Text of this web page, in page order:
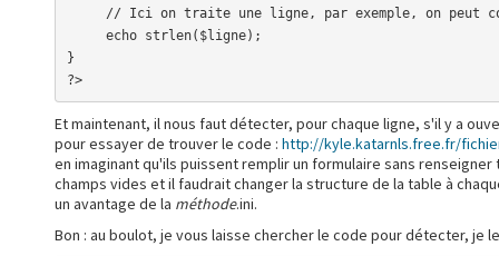
}
?>
Et maintenant, il nous faut détecter, pour chaque ligne, s'il y a
pour essayer de trouver le code : http://kyle.katarnls.free.fr/
en imaginant qu'ils puissent remplir un formulaire sans
champs vides et il faudrait changer la structure de la table à
un avantage de la méthode.ini.
Bon : au boulot, je vous laisse chercher le code pour détecter, je